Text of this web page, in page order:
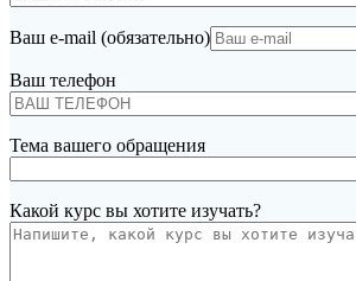
Ваш e-mail (обязательно)
Ваш телефон
Тема вашего обращения
Какой курс вы хотите изучать?